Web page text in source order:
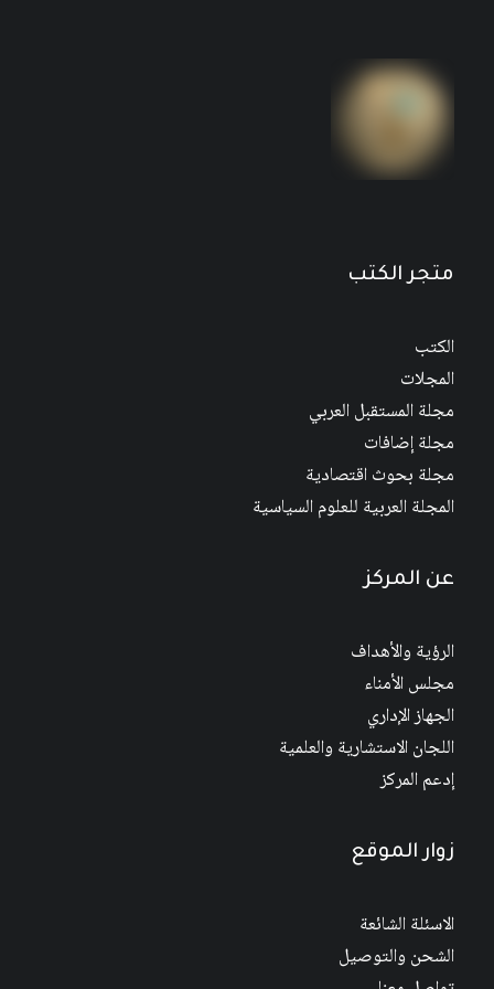
متجر الكتب
الكتب
المجلات
مجلة المستقبل العربي
مجلة إضافات
مجلة بحوث اقتصادية
المجلة العربية للعلوم السياسية
عن المركز
الرؤية والأهداف
مجلس الأمناء
الجهاز الإداري
اللجان الاستشارية والعلمية
إدعم المركز
زوار الموقع
الاسئلة الشائعة
الشحن والتوصيل